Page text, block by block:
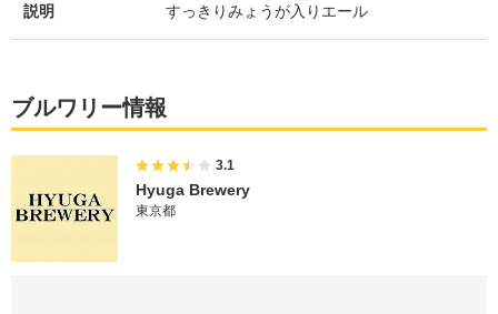
説明 すっきりみょうが入りエール
ブルワリー情報
3.1
Hyuga Brewery
東京都